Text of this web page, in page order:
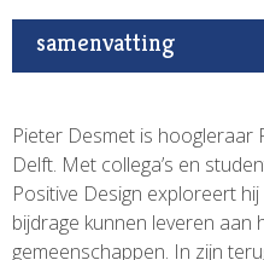
samenvatting
Pieter Desmet is hoogleraar
Delft. Met collega’s en
Positive Design exploreert
bijdrage kunnen leveren aan
gemeenschappen. In zijn